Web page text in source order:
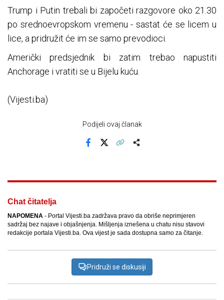
Trump i Putin trebali bi započeti razgovore oko 21.30
po srednoevropskom vremenu - sastat će se licem u
lice, a pridružit će im se samo prevodioci.
Američki predsjednik bi zatim trebao napustiti
Anchorage i vratiti se u Bijelu kuću.
(Vijesti.ba)
Podijeli ovaj članak
Chat čitatelja
NAPOMENA - Portal Vijesti.ba zadržava pravo da obriše neprimjeren
sadržaj bez najave i objašnjenja. Mišljenja iznešena u chatu nisu stavovi
redakcije portala Vijesti.ba. Ova vijest je sada dostupna samo za čitanje.
Pridruži se diskusiji